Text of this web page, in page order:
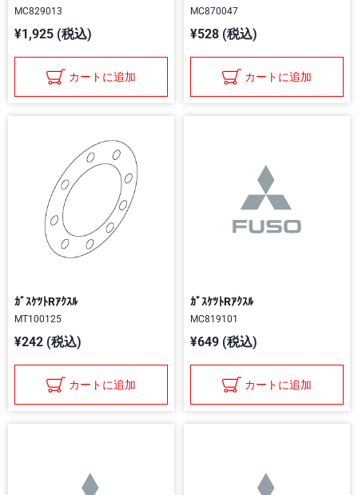
MC829013
¥1,925 (税込)
カートに追加
MC870047
¥528 (税込)
カートに追加
ｶﾞｽｹﾂﾄRｱｸｽﾙ
MT100125
¥242 (税込)
カートに追加
ｶﾞｽｹﾂﾄRｱｸｽﾙ
MC819101
¥649 (税込)
カートに追加